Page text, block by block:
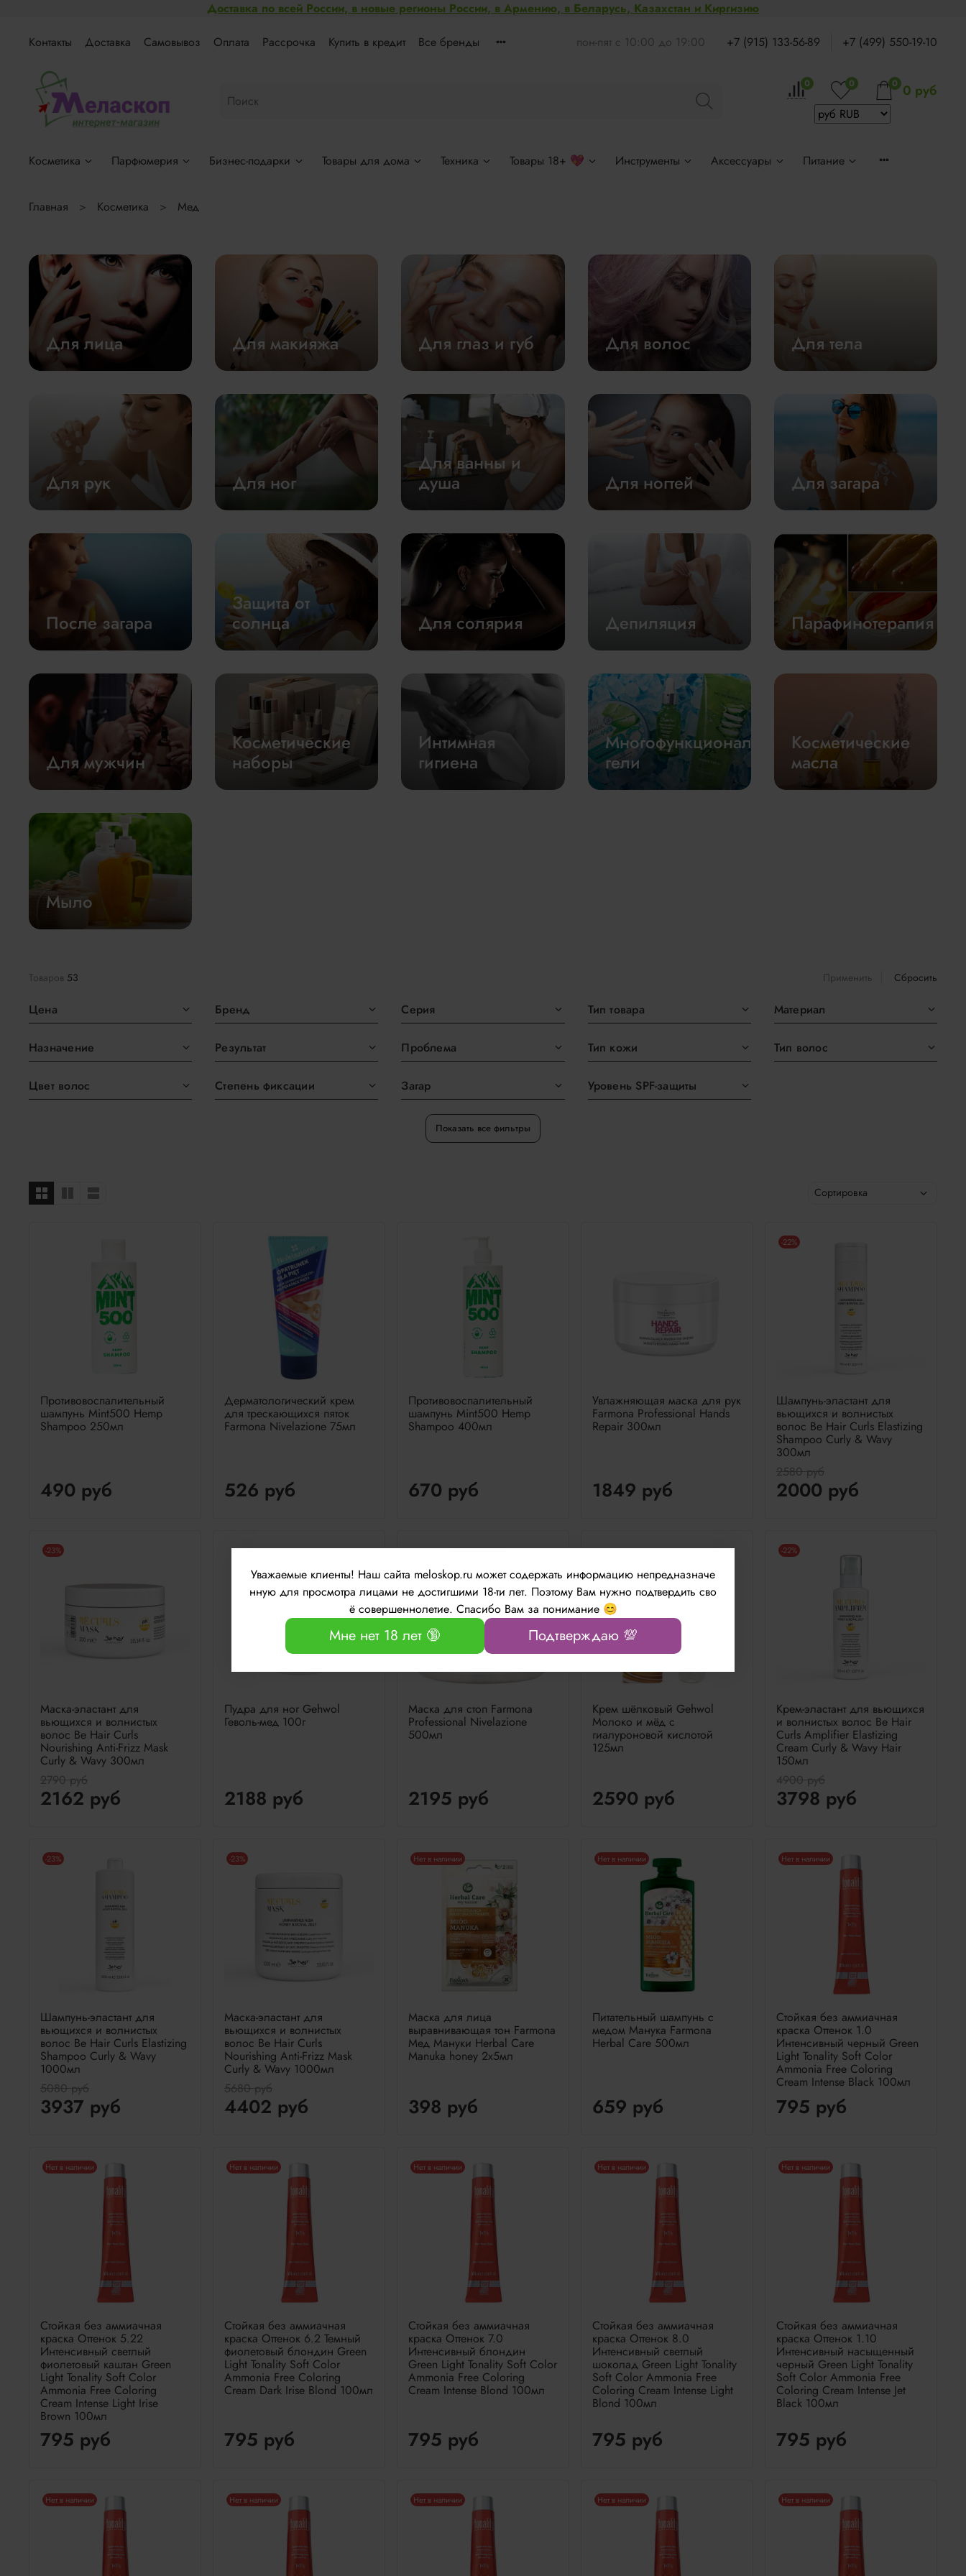
Доставка по всей России, в новые регионы России, в Армению, в Беларусь, Казахстан и Киргизию
Контакты Доставка Самовывоз Оплата Рассрочка Купить в кредит Все бренды пон-пят с 10:00 до 19:00 +7 (915) 133-56-89 +7 (499) 550-19-10
0 0 0 0 руб
Косметика Парфюмерия Бизнес-подарки Товары для дома Техника Товары 18+ 💖 Инструменты Аксессуары Питание
Главная Косметика Мед
Для лица Для макияжа Для глаз и губ Для волос Для тела
Для рук Для ног
Для ванны и
душа
Для ногтей Для загара
После загара
Защита от
солнца
Для солярия Депиляция Парафинотерапия
Для мужчин
Косметические
наборы
Интимная
гигиена
Многофункциональные
гели
Косметические
масла
Мыло
Товаров 53 Применить Сбросить
Цена Бренд Серия Тип товара Материал
Назначение Результат Проблема Тип кожи Тип волос
Цвет волос Степень фиксации Загар Уровень SPF-защиты
Показать все фильтры
Противовоспалительный
шампунь Mint500 Hemp
Shampoo 250мл
490 руб
Дерматологический крем
для трескающихся пяток
Farmona Nivelazione 75мл
526 руб
Противовоспалительный
шампунь Mint500 Hemp
Shampoo 400мл
670 руб
Увлажняющая маска для рук
Farmona Professional Hands
Repair 300мл
1849 руб
-22%
Шампунь-эластант для
вьющихся и волнистых
волос Be Hair Curls Elastizing
Shampoo Curly & Wavy
300мл
2580 руб
2000 руб
-23%
Маска-эластант для
вьющихся и волнистых
волос Be Hair Curls
Nourishing Anti-Frizz Mask
Curly & Wavy 300мл
2790 руб
2162 руб
Пудра для ног Gehwol
Геволь-мед 100г
2188 руб
Маска для стоп Farmona
Professional Nivelazione
500мл
2195 руб
Крем шёлковый Gehwol
Молоко и мёд с
гиалуроновой кислотой
125мл
2590 руб
-22%
Крем-эластант для вьющихся
и волнистых волос Be Hair
Curls Amplifier Elastizing
Cream Curly & Wavy Hair
150мл
4900 руб
3798 руб
-23%
Шампунь-эластант для
вьющихся и волнистых
волос Be Hair Curls Elastizing
Shampoo Curly & Wavy
1000мл
5080 руб
3937 руб
-23%
Маска-эластант для
вьющихся и волнистых
волос Be Hair Curls
Nourishing Anti-Frizz Mask
Curly & Wavy 1000мл
5680 руб
4402 руб
Нет в наличии
Маска для лица
выравнивающая тон Farmona
Мед Мануки Herbal Care
Manuka honey 2x5мл
398 руб
Нет в наличии
Питательный шампунь с
медом Манука Farmona
Herbal Care 500мл
659 руб
Нет в наличии
Стойкая без аммиачная
краска Оттенок 1.0
Интенсивный черный Green
Light Tonality Soft Color
Ammonia Free Coloring
Cream Intense Black 100мл
795 руб
Нет в наличии
Стойкая без аммиачная
краска Оттенок 5.22
Интенсивный светлый
фиолетовый каштан Green
Light Tonality Soft Color
Ammonia Free Coloring
Cream Intense Light Irise
Brown 100мл
795 руб
Нет в наличии
Стойкая без аммиачная
краска Оттенок 6.2 Темный
фиолетовый блондин Green
Light Tonality Soft Color
Ammonia Free Coloring
Cream Dark Irise Blond 100мл
795 руб
Нет в наличии
Стойкая без аммиачная
краска Оттенок 7.0
Интенсивный блондин
Green Light Tonality Soft Color
Ammonia Free Coloring
Cream Intense Blond 100мл
795 руб
Нет в наличии
Стойкая без аммиачная
краска Оттенок 8.0
Интенсивный светлый
шоколад Green Light Tonality
Soft Color Ammonia Free
Coloring Cream Intense Light
Blond 100мл
795 руб
Нет в наличии
Стойкая без аммиачная
краска Оттенок 1.10
Интенсивный насыщенный
черный Green Light Tonality
Soft Color Ammonia Free
Coloring Cream Intense Jet
Black 100мл
795 руб
Нет в наличии Нет в наличии Нет в наличии Нет в наличии Нет в наличии
Уважаемые клиенты! Наш сайта meloskop.ru может содержать информацию непредназначе
нную для просмотра лицами не достигшими 18-ти лет. Поэтому Вам нужно подтвердить сво
ё совершеннолетие. Спасибо Вам за понимание 😊
Мне нет 18 лет 🔞 Подтверждаю 💯